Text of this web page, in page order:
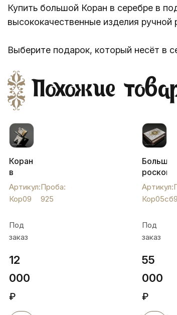
Купить большой Коран в серебре в
высококачественные изделия
Выберите подарок, который несёт в
Похожие
Коран
в
серебре
на
подставке
Кор09
Артикул:
Кор09
Проба:
925
Под
заказ
12
000
₽
Большой
Коран
в
футляре,
Кор05сб
Артикул:
Кор05сб
Под
заказ
55
000
₽